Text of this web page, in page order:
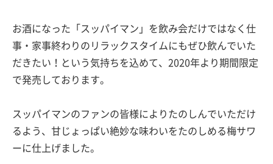
お酒になった「スッパイマン」を飲み会だけではなく仕
事・家事終わりのリラックスタイムにもぜひ飲んでいた
だきたい！という気持ちを込めて、2020年より期間限定
で発売しております。
スッパイマンのファンの皆様によりたのしんでいただけ
るよう、甘じょっぱい絶妙な味わいをたのしめる梅サワ
ーに仕上げました。